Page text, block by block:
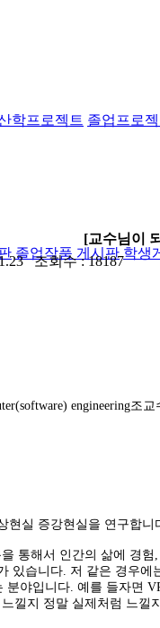
학프로젝트 졸업프로
졸업작품 게시판 학생
[교수님이
조회수 : 18187
engineering조
현실 증강현실을 연구합니
통해서 인간의 삶에 경
있습니다. 저 같은 경우
야입니다. 예를 들자면
낄지 정말 실제처럼 느